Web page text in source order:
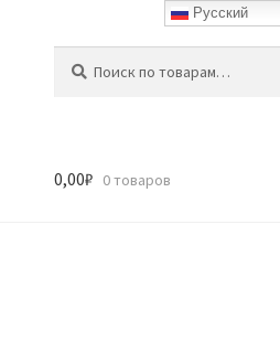
0,00₽ 0 товаров
Русский